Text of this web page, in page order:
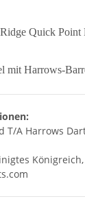
Quick Point
mit Harrows-
T/A Harrows
Königreich,